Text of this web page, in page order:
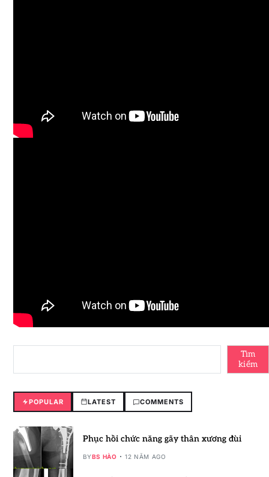
Tìm
kiếm
POPULAR LATEST COMMENTS
Phục hồi chức năng gãy thân xương đùi
BYBS HÀO 12 NĂM AGO